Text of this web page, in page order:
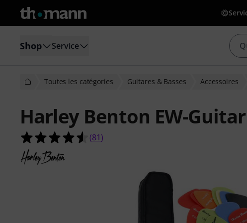
Shop Service
Toutes les catégories Guitares & Basses Accessoires
Harley Benton EW-
4.5 étoiles sur 5 d'après 81 évaluations
(81)